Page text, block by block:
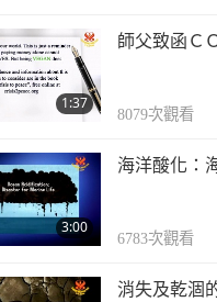
1:37
師父致函Ｃ
8079次觀看
3:00
海洋酸化：
6783次觀看
消失及乾涸